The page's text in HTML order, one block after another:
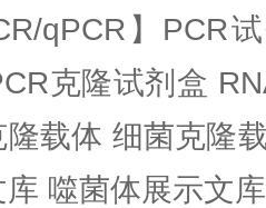
qPCR】PCR
克隆试剂盒
载体 细菌克隆
噬菌体展示文库